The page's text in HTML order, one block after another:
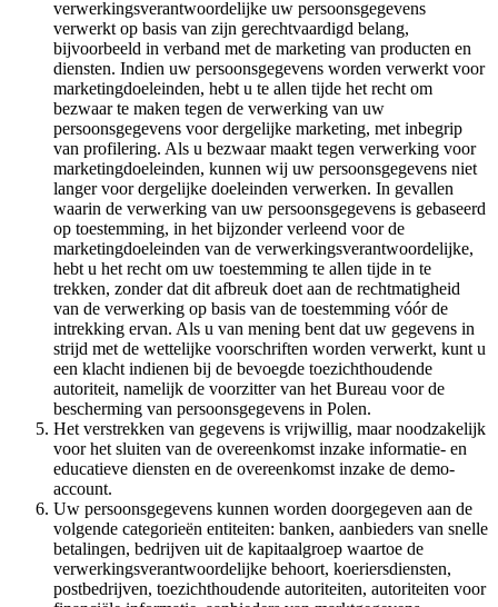
verwerkingsverantwoordelijke uw persoonsgegevens
verwerkt op basis van zijn gerechtvaardigd belang,
bijvoorbeeld in verband met de marketing van producten en
diensten. Indien uw persoonsgegevens worden verwerkt voor
marketingdoeleinden, hebt u te allen tijde het recht om
bezwaar te maken tegen de verwerking van uw
persoonsgegevens voor dergelijke marketing, met inbegrip
van profilering. Als u bezwaar maakt tegen verwerking voor
marketingdoeleinden, kunnen wij uw persoonsgegevens niet
langer voor dergelijke doeleinden verwerken. In gevallen
waarin de verwerking van uw persoonsgegevens is gebaseerd
op toestemming, in het bijzonder verleend voor de
marketingdoeleinden van de verwerkingsverantwoordelijke,
hebt u het recht om uw toestemming te allen tijde in te
trekken, zonder dat dit afbreuk doet aan de rechtmatigheid
van de verwerking op basis van de toestemming vóór de
intrekking ervan. Als u van mening bent dat uw gegevens in
strijd met de wettelijke voorschriften worden verwerkt, kunt u
een klacht indienen bij de bevoegde toezichthoudende
autoriteit, namelijk de voorzitter van het Bureau voor de
bescherming van persoonsgegevens in Polen.
Het verstrekken van gegevens is vrijwillig, maar noodzakelijk
voor het sluiten van de overeenkomst inzake informatie- en
educatieve diensten en de overeenkomst inzake de demo-
account.
Uw persoonsgegevens kunnen worden doorgegeven aan de
volgende categorieën entiteiten: banken, aanbieders van snelle
betalingen, bedrijven uit de kapitaalgroep waartoe de
verwerkingsverantwoordelijke behoort, koeriersdiensten,
postbedrijven, toezichthoudende autoriteiten, autoriteiten voor